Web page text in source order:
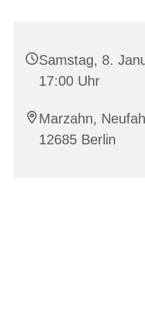
Samstag, 8.
17:00 Uhr
Marzahn,
12685 Berlin